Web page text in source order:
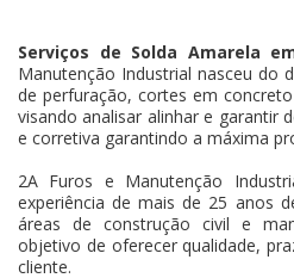
Serviços de Solda Amarela
Manutenção Industrial nasceu do
de perfuração, cortes em
visando analisar alinhar e garantir
e corretiva garantindo a máxima
2A Furos e Manutenção
experiência de mais de 25 anos
áreas de construção civil e
objetivo de oferecer qualidade,
cliente.